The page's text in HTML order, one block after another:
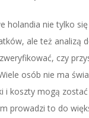
holandia nie tylko
ale też analizą
czy
osób nie ma
i koszty mogą
prowadzi to do